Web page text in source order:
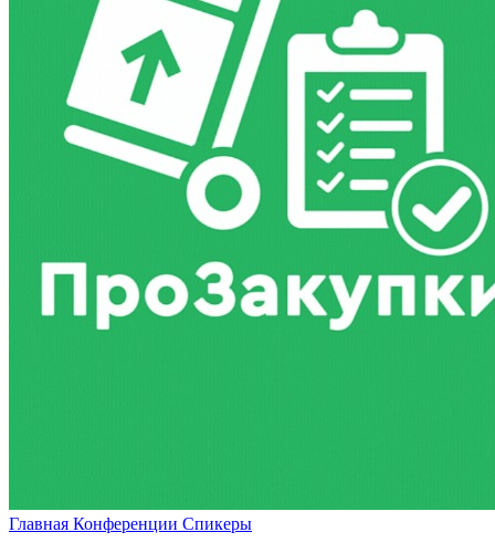
Главная Конференции Спикеры